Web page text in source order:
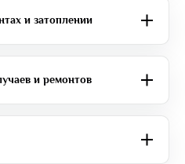
и затоплении
и ремонтов